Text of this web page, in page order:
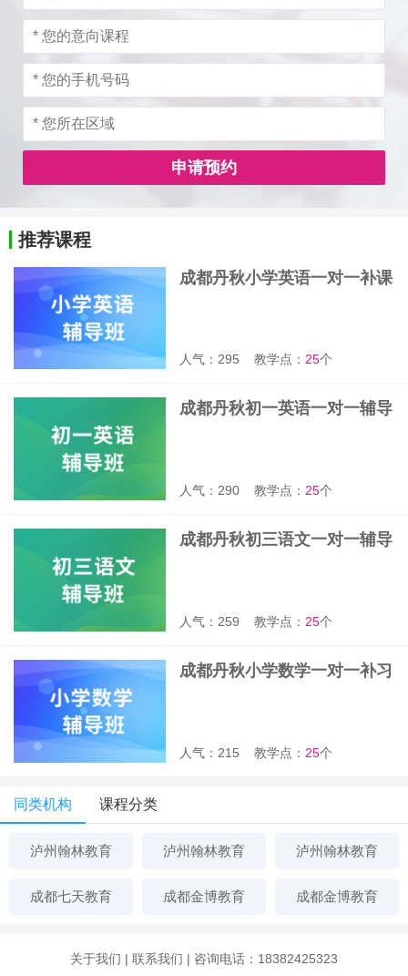
申请预约
推荐课程
成都丹秋小学英语一对一补课
人气：295 教学点：25个
成都丹秋初一英语一对一辅导
人气：290 教学点：25个
成都丹秋初三语文一对一辅导
人气：259 教学点： 25个
成都丹秋小学数学一对一补习
人气：215 教学点： 25个
同类机构 课程分类
泸州翰林教育 泸州翰林教育 泸州翰林教育
成都七天教育 成都金博教育 成都金博教育
关于我们 | 联系我们 | 咨询电话：18382425323